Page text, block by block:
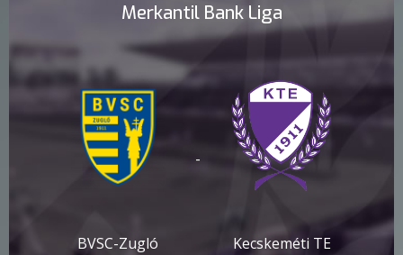
Merkantil Bank Liga
BVSC-Zugló
-
Kecskeméti TE